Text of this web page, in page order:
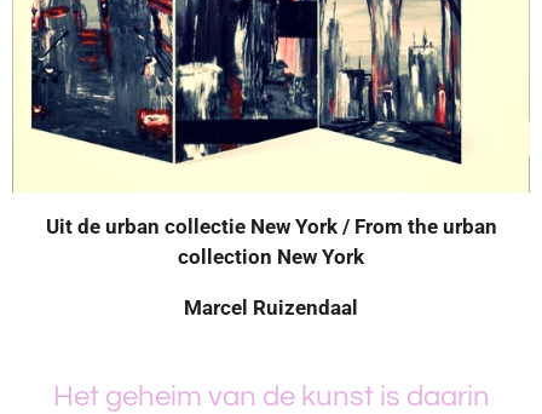
Uit de urban collectie New York / From the urban
collection New York
Marcel Ruizendaal
Het geheim van de kunst is daarin